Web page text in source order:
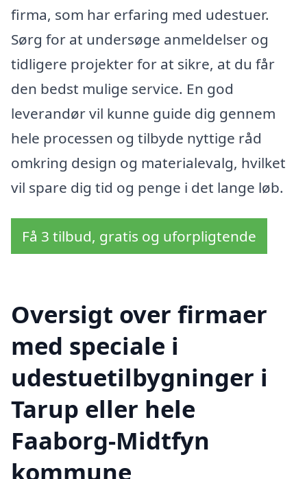
firma, som har erfaring med udestuer.
Sørg for at undersøge anmeldelser og
tidligere projekter for at sikre, at du får
den bedst mulige service. En god
leverandør vil kunne guide dig gennem
hele processen og tilbyde nyttige råd
omkring design og materialevalg, hvilket
vil spare dig tid og penge i det lange løb.
Få 3 tilbud, gratis og uforpligtende
Oversigt over firmaer
med speciale i
udestuetilbygninger i
Tarup eller hele
Faaborg-Midtfyn
kommune